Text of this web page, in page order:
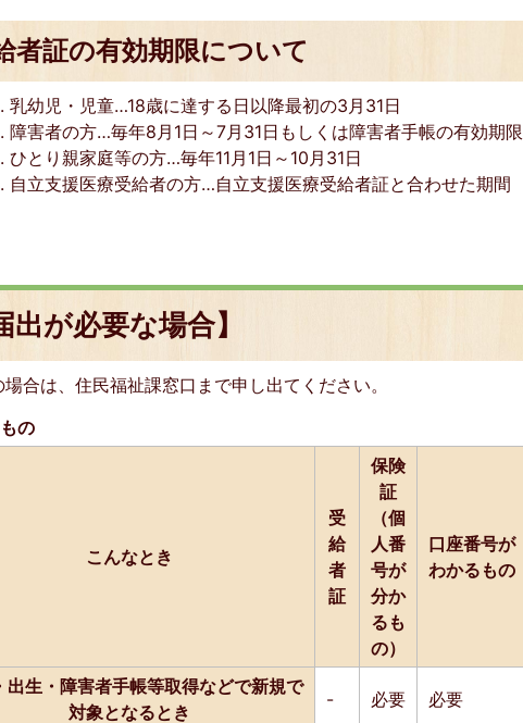
者証の有効期限について
乳幼児・児童…18歳に達する日以降最初の3月31日
障害者の方…毎年8月1日～7月31日もしくは障害者手帳の有効期限
ひとり親家庭等の方…毎年11月1日～10月31日
自立支援医療受給者の方…自立支援医療受給者証と合わせた期間
出が必要な場合】
場合は、住民福祉課窓口まで申し出てください。
の
こんなとき
受
給
者
証
保険
証
（個
人番
号が
分か
るも
の）
口座番号が
わかるもの
出生・障害者手帳等取得などで新規で
対象となるとき
- 必要 必要